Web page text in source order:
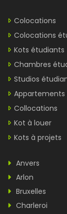
Colocations
Colocations
Kots étudiants
Chambres
Studios
Collocations
Kot à louer
Kots à projets
Anvers
Arlon
Bruxelles
Charleroi